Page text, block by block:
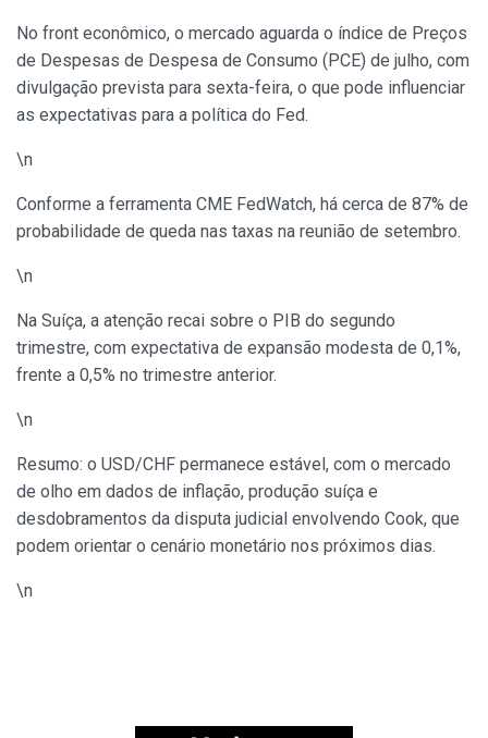
No front econômico, o mercado aguarda o índice de Preços
de Despesas de Despesa de Consumo (PCE) de julho, com
divulgação prevista para sexta-feira, o que pode influenciar
as expectativas para a política do Fed.
\n
Conforme a ferramenta CME FedWatch, há cerca de 87% de
probabilidade de queda nas taxas na reunião de setembro.
\n
Na Suíça, a atenção recai sobre o PIB do segundo
trimestre, com expectativa de expansão modesta de 0,1%,
frente a 0,5% no trimestre anterior.
\n
Resumo: o USD/CHF permanece estável, com o mercado
de olho em dados de inflação, produção suíça e
desdobramentos da disputa judicial envolvendo Cook, que
podem orientar o cenário monetário nos próximos dias.
\n